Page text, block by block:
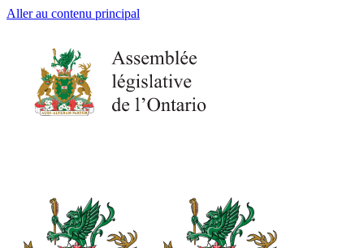
Aller au contenu principal